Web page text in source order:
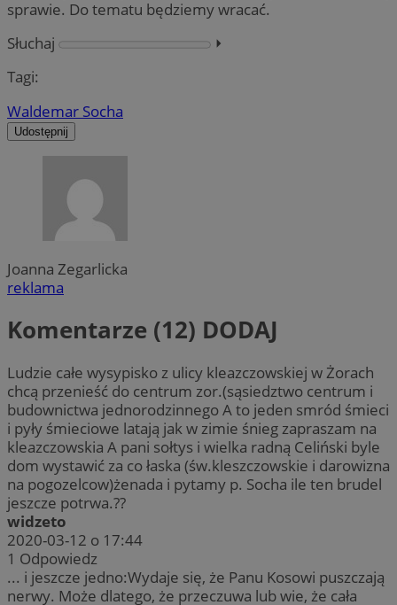
sprawie. Do tematu będziemy wracać.
Słuchaj
⏵︎
Tagi:
Waldemar Socha
Udostępnij
Joanna Zegarlicka
reklama
Komentarze (12) DODAJ
Ludzie całe wysypisko z ulicy kleazczowskiej w Żorach
chcą przenieść do centrum zor.(sąsiedztwo centrum i
budownictwa jednorodzinnego A to jeden smród śmieci
i pyły śmieciowe latają jak w zimie śnieg zapraszam na
kleazczowskia A pani sołtys i wielka radną Celiński byle
dom wystawić za co łaska (św.kleszczowskie i darowizna
na pogozelcow)żenada i pytamy p. Socha ile ten brudel
jeszcze potrwa.??
widzeto
2020-03-12 o 17:44
1 Odpowiedz
... i jeszcze jedno:Wydaje się, że Panu Kosowi puszczają
nerwy. Może dlatego, że przeczuwa lub wie, że cała